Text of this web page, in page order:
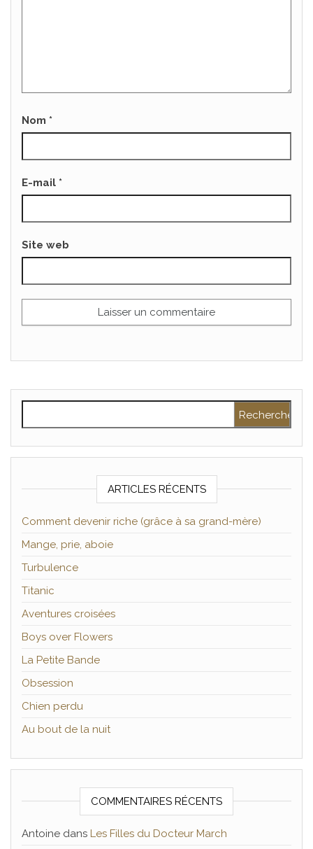
Nom *
E-mail *
Site web
ARTICLES RÉCENTS
Comment devenir riche (grâce à sa grand-mère)
Mange, prie, aboie
Turbulence
Titanic
Aventures croisées
Boys over Flowers
La Petite Bande
Obsession
Chien perdu
Au bout de la nuit
COMMENTAIRES RÉCENTS
Antoine dans Les Filles du Docteur March